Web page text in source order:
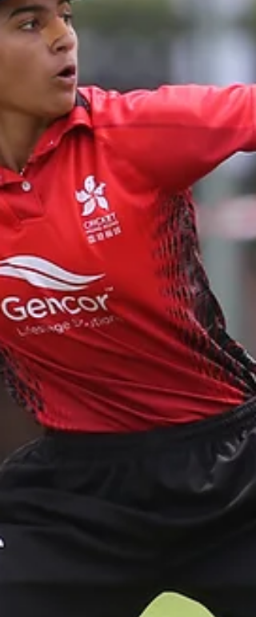
【2022年6月22日 - 香港】香港女子成年排球代表
隊昨晚 (21日) 啟程前往泰國參加第三屆亞洲女排挑
戰盃，今次比賽為女子隊自2019年亞洲錦標賽後首
次參與國際比賽，期望能夠衝擊港隊於國際賽上首
面獎牌。 受疫情影響，訓練場地自年初起關閉，港
隊恆常訓練亦被逼暫停，但球員在...